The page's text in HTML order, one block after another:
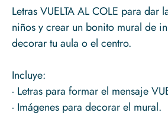
Letras VUELTA AL COLE para dar
niños y crear un bonito mural de
decorar tu aula o el centro.
Incluye:
- Letras para formar el mensaje
- Imágenes para decorar el mural.